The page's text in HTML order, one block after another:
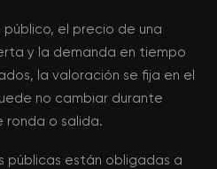
público, el precio de una
y la demanda en tiempo
la valoración se fija en el
no cambiar durante
ronda o salida.
públicas están obligadas a